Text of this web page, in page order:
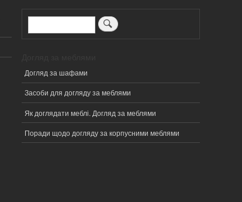
Пошук
Догляд за шафами
Засоби для догляду за меблями
Як доглядати меблі. Догляд за меблями
Поради щодо догляду за корпусними меблями